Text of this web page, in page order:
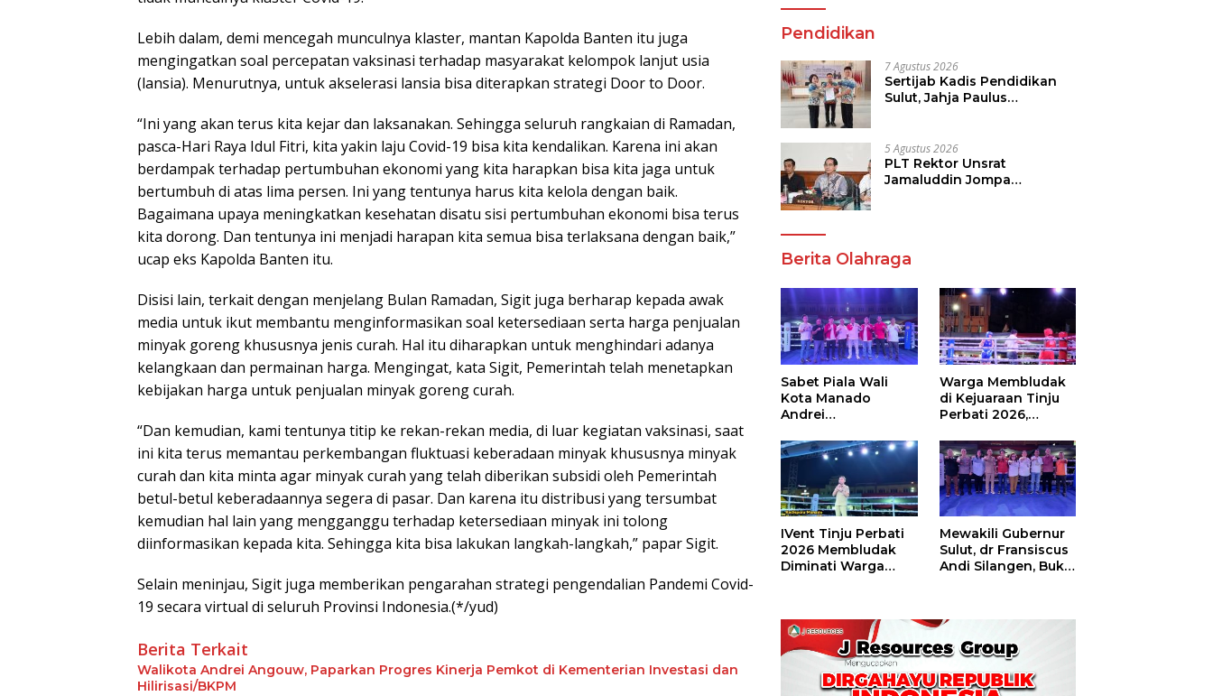
Lebih dalam, demi mencegah munculnya klaster, mantan Kapolda Banten itu juga
mengingatkan soal percepatan vaksinasi terhadap masyarakat kelompok lanjut usia
(lansia). Menurutnya, untuk akselerasi lansia bisa diterapkan strategi Door to Door.
“Ini yang akan terus kita kejar dan laksanakan. Sehingga seluruh rangkaian di Ramadan,
pasca-Hari Raya Idul Fitri, kita yakin laju Covid-19 bisa kita kendalikan. Karena ini akan
berdampak terhadap pertumbuhan ekonomi yang kita harapkan bisa kita jaga untuk
bertumbuh di atas lima persen. Ini yang tentunya harus kita kelola dengan baik.
Bagaimana upaya meningkatkan kesehatan disatu sisi pertumbuhan ekonomi bisa terus
kita dorong. Dan tentunya ini menjadi harapan kita semua bisa terlaksana dengan baik,”
ucap eks Kapolda Banten itu.
Disisi lain, terkait dengan menjelang Bulan Ramadan, Sigit juga berharap kepada awak
media untuk ikut membantu menginformasikan soal ketersediaan serta harga penjualan
minyak goreng khususnya jenis curah. Hal itu diharapkan untuk menghindari adanya
kelangkaan dan permainan harga. Mengingat, kata Sigit, Pemerintah telah menetapkan
kebijakan harga untuk penjualan minyak goreng curah.
“Dan kemudian, kami tentunya titip ke rekan-rekan media, di luar kegiatan vaksinasi, saat
ini kita terus memantau perkembangan fluktuasi keberadaan minyak khususnya minyak
curah dan kita minta agar minyak curah yang telah diberikan subsidi oleh Pemerintah
betul-betul keberadaannya segera di pasar. Dan karena itu distribusi yang tersumbat
kemudian hal lain yang mengganggu terhadap ketersediaan minyak ini tolong
diinformasikan kepada kita. Sehingga kita bisa lakukan langkah-langkah,” papar Sigit.
Selain meninjau, Sigit juga memberikan pengarahan strategi pengendalian Pandemi Covid-
19 secara virtual di seluruh Provinsi Indonesia.(*/yud)
Berita Terkait
Walikota Andrei Angouw, Paparkan Progres Kinerja Pemkot di Kementerian Investasi dan
Hilirisasi/BKPM
Pendidikan
7 Agustus 2026
Sertijab Kadis Pendidikan
Sulut, Jahja Paulus
Pendidikan
5 Agustus 2026
PLT Rektor Unsrat
Jamaluddin Jompa
Berita Olahraga
Sabet Piala Wali
Kota Manado
Andrei
Boxing Camp Juara
Umum Tinju Perbati
2026
Warga Membludak
di Kejuaraan Tinju
Perbati 2026,
Piala Wali Kota
IVent Tinju Perbati
2026 Membludak
Diminati Warga
Mewakili Gubernur
Sulut, dr Fransiscus
Andi Silangen, Buka
Piala Wali Kota
Manado